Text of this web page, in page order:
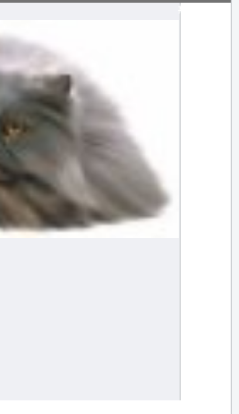
#16189